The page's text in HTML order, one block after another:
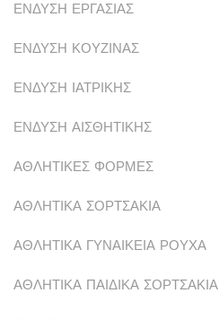
ΕΝΔΥΣΗ ΕΡΓΑΣΙΑΣ
ΕΝΔΥΣΗ ΚΟΥΖΙΝΑΣ
ΕΝΔΥΣΗ ΙΑΤΡΙΚΗΣ
ΕΝΔΥΣΗ ΑΙΣΘΗΤΙΚΗΣ
ΑΘΛΗΤΙΚΕΣ ΦΟΡΜΕΣ
ΑΘΛΗΤΙΚΑ ΣΟΡΤΣΑΚΙΑ
ΑΘΛΗΤΙΚΑ ΓΥΝΑΙΚΕΙΑ ΡΟΥΧΑ
ΑΘΛΗΤΙΚΑ ΠΑΙΔΙΚΑ ΣΟΡΤΣΑΚΙΑ